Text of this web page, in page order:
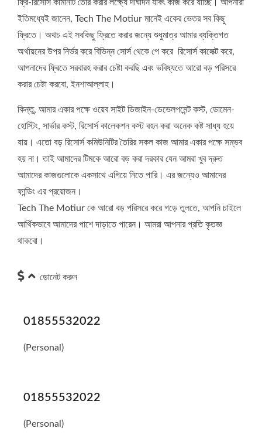
ফ্রি-রিসোর্স কমিনিটি তৈরি করার লক্ষ্যে দীর্ঘদিন যাবৎ‌ কাজ করে যাচ্ছি। আপনারা
ইতিমধ্যেই জানেন, Tech The Motiur মানেই একের ভেতর সব কিছু
ফ্রিতে। অথচ এই সবকিছু ফ্রিতে করার জন্যে শুধুমাত্র আমার ব্যক্তিগত
অর্থায়নের উপর নির্ভর করে বিভিন্ন সোর্স থেকে পে করে রিসোর্স কালেক্ট করে,
আপনাদের ফ্রিতে সরবারহ করার চেষ্টা করছি এবং ভবিষ্যতে আরো বড় পরিসরে
করার চেষ্টা করবো, ইনশা‍আল্লাহ।
কিন্তু, আমার একার পক্ষে ওয়েব সাইট ডিজাইন-ডেভেলপমেন্ট কস্ট, ডোমেন-
হোস্টিং, সার্ভার কস্ট, রিসোর্স কালেকশন কস্ট বহন করা অনেক কষ্ট সাধ্য হয়ে
যায়। এতো বড় রিসোর্স কমিউনিটির তৈরির সকল কাজ আমার একার পক্ষে সম্ভব
হয় না। তাই আমাদের টিমকে আরো বড় করা দরকার যেন আমরা খুব দ্রুত
আমাদের কাজগুলোকে একসাথে এগিয়ে নিতে পারি। এর জন্যেও আমাদের
ফান্ডিং এর প্রয়োজন।
Tech The Motiur কে আরো বড় পরিসরে করে গড়ে তুলতে, আপনি চাইলে
আর্থিকভাবে আমাদের পাশে দাড়াতে পারেন। আমরা আপনার প্রতি কৃতজ্ঞ
থাকবো।
ডোনেট করুন
01855532022
(Personal)
01855532022
(Personal)